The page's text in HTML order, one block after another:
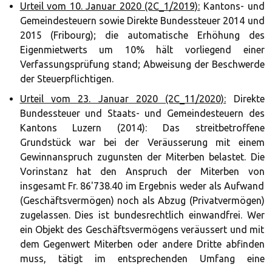
Urteil vom 10. Januar 2020 (2C_1/2019): Kantons- und
Gemeindesteuern sowie Direkte Bundessteuer 2014 und
2015 (Fribourg); die automatische Erhöhung des
Eigenmietwerts um 10% hält vorliegend einer
Verfassungsprüfung stand; Abweisung der Beschwerde
der Steuerpflichtigen.
Urteil vom 23. Januar 2020 (2C_11/2020): Direkte
Bundessteuer und Staats- und Gemeindesteuern des
Kantons Luzern (2014): Das streitbetroffene
Grundstück war bei der Veräusserung mit einem
Gewinnanspruch zugunsten der Miterben belastet. Die
Vorinstanz hat den Anspruch der Miterben von
insgesamt Fr. 86'738.40 im Ergebnis weder als Aufwand
(Geschäftsvermögen) noch als Abzug (Privatvermögen)
zugelassen. Dies ist bundesrechtlich einwandfrei. Wer
ein Objekt des Geschäftsvermögens veräussert und mit
dem Gegenwert Miterben oder andere Dritte abfinden
muss, tätigt im entsprechenden Umfang eine